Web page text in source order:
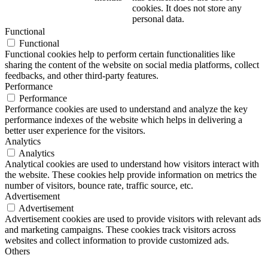
cookies. It does not store any
personal data.
Functional
Functional
Functional cookies help to perform certain functionalities like
sharing the content of the website on social media platforms, collect
feedbacks, and other third-party features.
Performance
Performance
Performance cookies are used to understand and analyze the key
performance indexes of the website which helps in delivering a
better user experience for the visitors.
Analytics
Analytics
Analytical cookies are used to understand how visitors interact with
the website. These cookies help provide information on metrics the
number of visitors, bounce rate, traffic source, etc.
Advertisement
Advertisement
Advertisement cookies are used to provide visitors with relevant ads
and marketing campaigns. These cookies track visitors across
websites and collect information to provide customized ads.
Others